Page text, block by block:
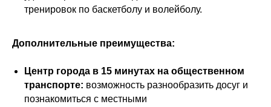
тренировок по баскетболу и волейболу.
Дополнительные преимущества:
Центр города в 15 минутах на общественном
транспорте: возможность разнообразить досуг и
познакомиться с местными